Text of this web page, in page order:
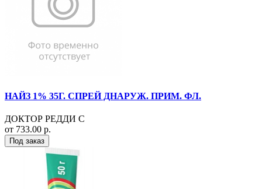
НАЙЗ 1% 35Г. СПРЕЙ ДНАРУЖ. ПРИМ. ФЛ.
ДОКТОР РЕДДИ С
от 733.00 р.
Под заказ